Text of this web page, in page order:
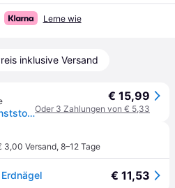
Lerne wie
inklusive Versand
Relaxdays Erdnägel Kunststoff 11cm, 100er Set Bodenanker, Gartenvlies Befestigung, je 11,5 cm lang, schwarz
€ 15,99
Oder 3 Zahlungen von € 5,33
3,00 Versand, 8–12 Tage
€ 11,53